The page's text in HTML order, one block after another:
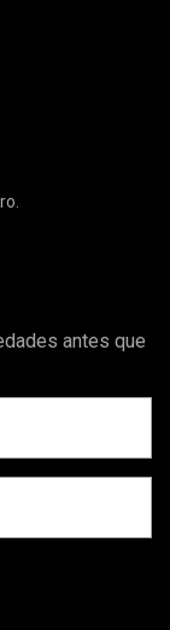
antes que